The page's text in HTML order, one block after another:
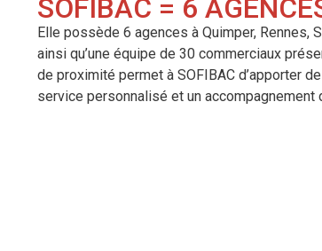
SOFIBAC = 6
Elle possède 6 agences à Quimper, Rennes,
ainsi qu’une équipe de 30 commerciaux
de proximité permet à SOFIBAC d’apporter
service personnalisé et un accompagnement